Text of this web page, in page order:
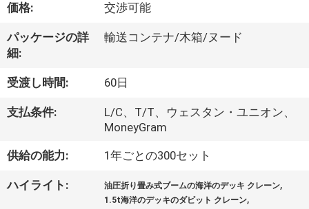
VR
シ
ョ
ー
た
し
価格: 交渉可能
パッケージの詳
細:
輸送コンテナ/木箱/ヌード
受渡し時間: 60日
支払条件:
L/C、T/T、ウェスタン・ユニオン、
MoneyGram
供給の能力: 1年ごとの300セット
ハイライト: 油圧折り畳み式ブームの海洋のデッキ クレーン,
1.5t海洋のデッキのダビット クレーン,